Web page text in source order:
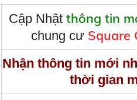
Cập Nhật thông tin
chung cư Square
Nhận thông tin mới
thời gian